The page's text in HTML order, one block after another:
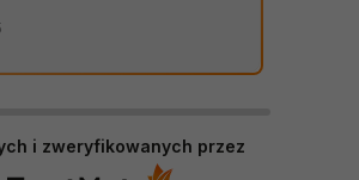
i zweryfikowanych przez